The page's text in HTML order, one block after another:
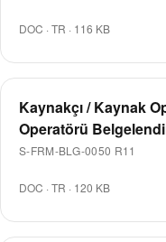
DOC · TR · 116 KB
Kaynakçı / Kaynak
Operatörü
S-FRM-BLG-0050 R11
DOC · TR · 120 KB